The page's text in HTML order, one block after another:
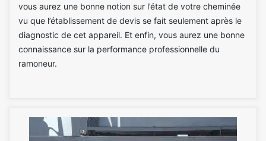
vous aurez une bonne notion sur l’état de votre cheminée
vu que l’établissement de devis se fait seulement après le
diagnostic de cet appareil. Et enfin, vous aurez une bonne
connaissance sur la performance professionnelle du
ramoneur.